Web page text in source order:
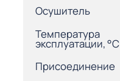
Осушитель
Температура
эксплуатации, °С
Присоединение